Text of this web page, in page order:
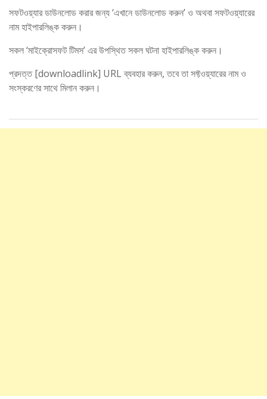
সফটওয়্যার ডাউনলোড করার জন্য ‘এখানে ডাউনলোড করুন’ ও অথবা সফটওয়্যারের
নাম হাইপারলিঙ্ক করুন।
সকল ‘মাইক্রোসফট টিমস’ এর উপস্থিত সকল ঘটনা হাইপারলিঙ্ক করুন।
প্রদত্ত [downloadlink] URL ব্যবহার করুন, তবে তা সফ্টওয়্যারের নাম ও
সংস্করণের সাথে মিলান করুন।